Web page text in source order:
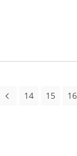
14 15 16